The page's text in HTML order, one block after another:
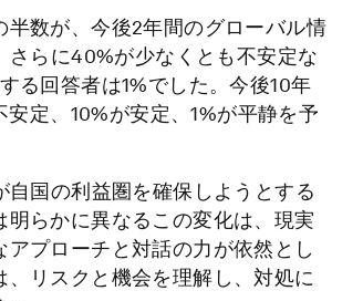
数が、今後2年間のグローバル情
さらに40%が少なくとも不安定な
る回答者は1%でした。今後10年
定、10%が安定、1%が平静を予
国の利益圏を確保しようとする
らかに異なるこの変化は、現実
プローチと対話の力が依然とし
リスクと機会を理解し、対処に